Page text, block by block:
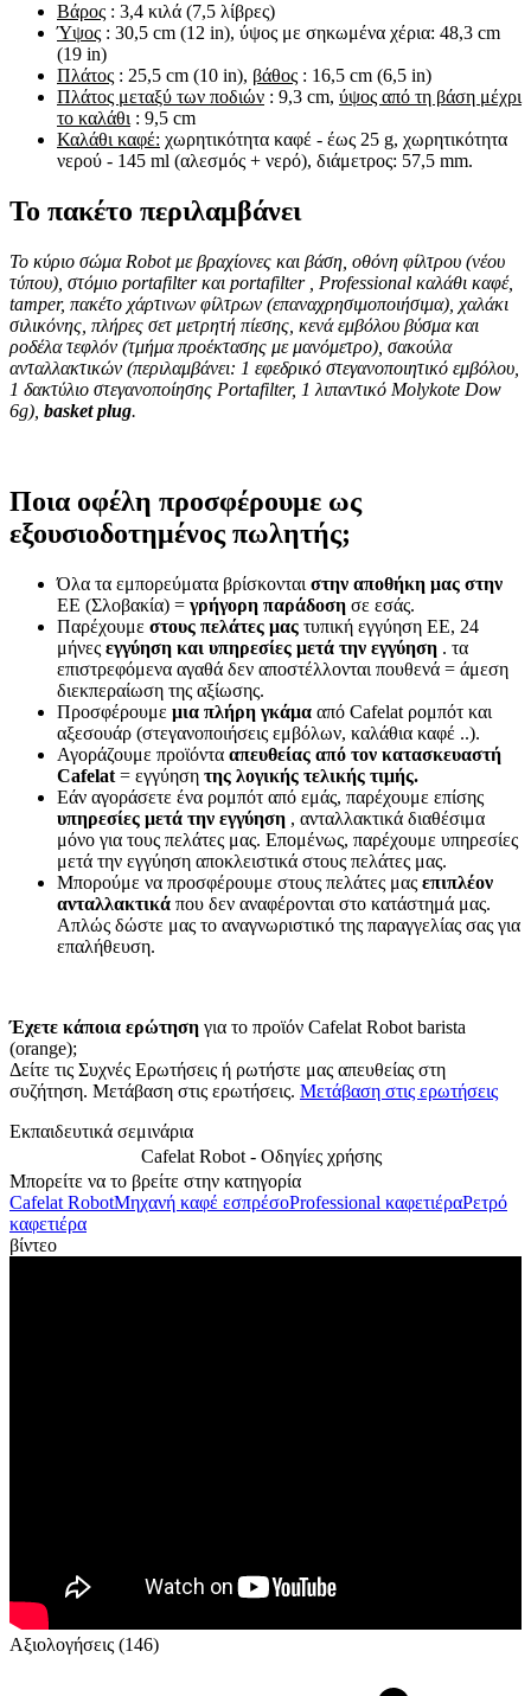
Βάρος : 3,4 κιλά (7,5 λίβρες)
Ύψος : 30,5 cm (12 in), ύψος με σηκωμένα χέρια: 48,3 cm
(19 in)
Πλάτος : 25,5 cm (10 in), βάθος : 16,5 cm (6,5 in)
Πλάτος μεταξύ των ποδιών : 9,3 cm, ύψος από τη βάση μέχρι
το καλάθι : 9,5 cm
Καλάθι καφέ: χωρητικότητα καφέ - έως 25 g, χωρητικότητα
νερού - 145 ml (αλεσμός + νερό), διάμετρος: 57,5 mm.
Το πακέτο περιλαμβάνει
Το κύριο σώμα Robot με βραχίονες και βάση, οθόνη φίλτρου (νέου
τύπου), στόμιο portafilter και portafilter
, Professional καλάθι καφέ,
tamper, πακέτο χάρτινων φίλτρων (επαναχρησιμοποιήσιμα), χαλάκι
σιλικόνης, πλήρες σετ μετρητή πίεσης, κενά εμβόλου βύσμα και
ροδέλα τεφλόν (τμήμα προέκτασης με μανόμετρο), σακούλα
ανταλλακτικών (περιλαμβάνει: 1 εφεδρικό στεγανοποιητικό εμβόλου,
1 δακτύλιο στεγανοποίησης Portafilter, 1 λιπαντικό Molykote Dow
6g), basket plug.
Ποια οφέλη προσφέρουμε ως
εξουσιοδοτημένος πωλητής;
Όλα τα εμπορεύματα βρίσκονται στην αποθήκη μας στην
ΕΕ (Σλοβακία) = γρήγορη παράδοση σε εσάς.
Παρέχουμε στους πελάτες μας τυπική εγγύηση ΕΕ, 24
μήνες εγγύηση και υπηρεσίες μετά την εγγύηση . τα
επιστρεφόμενα αγαθά δεν αποστέλλονται πουθενά = άμεση
διεκπεραίωση της αξίωσης.
Προσφέρουμε μια πλήρη γκάμα από Cafelat ρομπότ και
αξεσουάρ (στεγανοποιήσεις εμβόλων, καλάθια καφέ ..).
Αγοράζουμε προϊόντα απευθείας από τον κατασκευαστή
Cafelat = εγγύηση της λογικής τελικής τιμής.
Εάν αγοράσετε ένα ρομπότ από εμάς, παρέχουμε επίσης
υπηρεσίες μετά την εγγύηση , ανταλλακτικά διαθέσιμα
μόνο για τους πελάτες μας. Επομένως, παρέχουμε υπηρεσίες
μετά την εγγύηση αποκλειστικά στους πελάτες μας.
Μπορούμε να προσφέρουμε στους πελάτες μας επιπλέον
ανταλλακτικά που δεν αναφέρονται στο κατάστημά μας.
Απλώς δώστε μας το αναγνωριστικό της παραγγελίας σας για
επαλήθευση.
Έχετε κάποια ερώτηση για το προϊόν Cafelat Robot barista
(orange);
Δείτε τις Συχνές Ερωτήσεις ή ρωτήστε μας απευθείας στη
συζήτηση. Μετάβαση στις ερωτήσεις. Μετάβαση στις ερωτήσεις
Εκπαιδευτικά σεμινάρια
Cafelat Robot - Οδηγίες χρήσης
Μπορείτε να το βρείτε στην κατηγορία
Cafelat RobotΜηχανή καφέ εσπρέσοProfessional καφετιέραΡετρό
καφετιέρα
βίντεο
Αξιολογήσεις (146)